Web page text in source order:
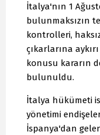
İtalya'nın 1
bulunmaksızın
kontrolleri,
çıkarlarına
konusu kararın
bulunuldu.
İtalya hükümeti
yönetimi
İspanya'dan